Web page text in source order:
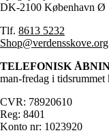
DK-2100 København Ø
Tlf. 8613 5232
Shop@verdensskove.org
TELEFONISK
man-fredag i
CVR: 78920610
Reg: 8401
Konto nr: 1023920